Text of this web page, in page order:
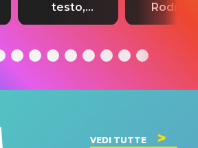
testo,
traduzione e
del singolo
testo,
VEDI TUTTE